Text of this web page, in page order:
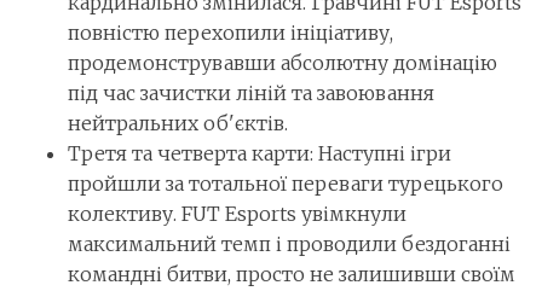
повністю перехопили ініціативу,
продемонструвавши абсолютну домінацію
під час зачистки ліній та завоювання
нейтральних об'єктів.
Третя та четверта карти: Наступні ігри
пройшли за тотальної переваги турецького
колективу. FUT Esports увімкнули
максимальний темп і проводили бездоганні
командні битви, просто не залишивши своїм